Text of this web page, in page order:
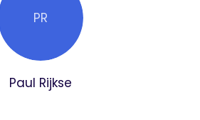
markt.
doe basiskennis op
engineering en praktische
zodat u een beter begrip krijgt
van AI.
PR
Paul Rijkse